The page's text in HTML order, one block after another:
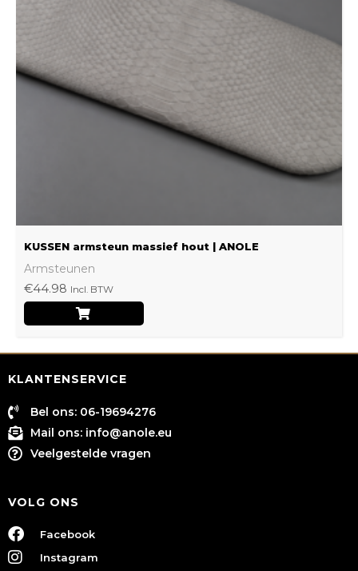
KUSSEN armsteun massief hout | ANOLE
Armsteunen
€44.98 Incl. BTW
variaties.
gekozen
worden
KLANTENSERVICE
Bel ons: 06-19694276
Mail ons: info@anole.eu
Veelgestelde vragen
VOLG ONS
Facebook
Instagram